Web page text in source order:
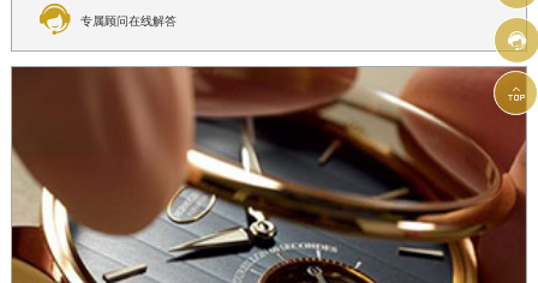
 专属顾问在线解答

